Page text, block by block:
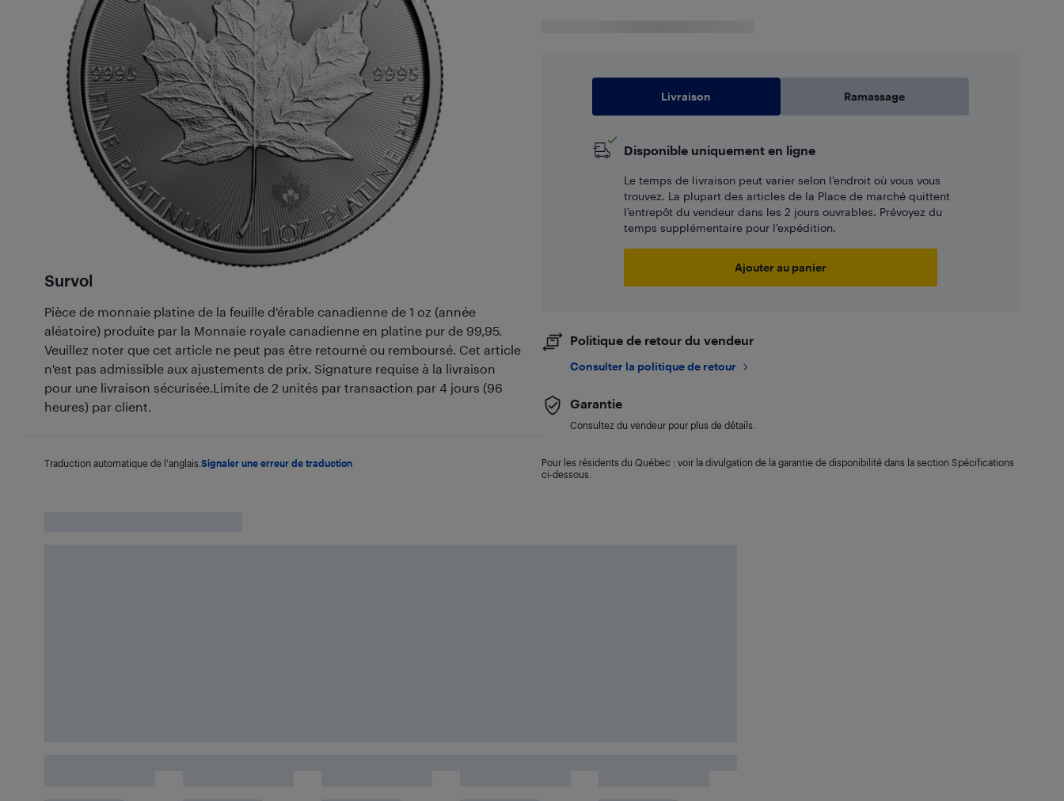
Survol
Pièce de monnaie platine de la feuille d'érable canadienne de 1 oz (année
aléatoire) produite par la Monnaie royale canadienne en platine pur de 99,95.
Veuillez noter que cet article ne peut pas être retourné ou remboursé. Cet article
n'est pas admissible aux ajustements de prix. Signature requise à la livraison
pour une livraison sécurisée.Limite de 2 unités par transaction par 4 jours (96
heures) par client.
Traduction automatique de l'anglais. Signaler une erreur de traduction
Livraison Ramassage
Disponible uniquement en ligne
Le temps de livraison peut varier selon l'endroit où vous vous
trouvez. La plupart des articles de la Place de marché quittent
l’entrepôt du vendeur dans les 2 jours ouvrables. Prévoyez du
temps supplémentaire pour l’expédition.
Ajouter au panier
Politique de retour du vendeur
Consulter la politique de retour
Garantie
Consultez du vendeur pour plus de détails.
Pour les résidents du Québec : voir la divulgation de la garantie de disponibilité dans la section Spécifications
ci-dessous.